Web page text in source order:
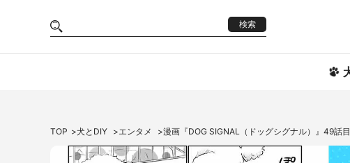
検索
TOP 犬とDIY エンタメ 漫画『DOG SIGNAL（ドッグシグナル）』49